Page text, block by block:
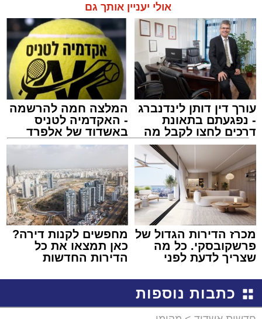
אולי יעניין אותך גם
עורך דין דותן לינדנברג
- נפגעתם בתאונת
דרכים לחצו לקבל מה
שמגיע לכם
המלצה חמה להרשמה
- האקדמיה לטניס
באשדוד של אלפרד
קריאולנסקי - לילדים
מכרז הדירות הגדול של
פרשקובסקי. כל מה
שצריך לדעת לפני
באשדוד
מחפשים לקנות דירה?
כאן תמצאו את כל
הדירות החדשות
כתבות נוספות